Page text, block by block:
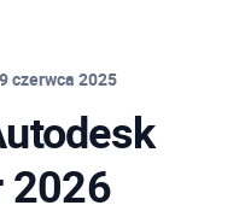
9 czerwca 2025
2026